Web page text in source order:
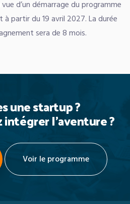
d’un démarrage du programme
à partir du 19 avril 2027. La durée
sera de 8 mois.
une startup ?
l’aventure ?
Voir le programme